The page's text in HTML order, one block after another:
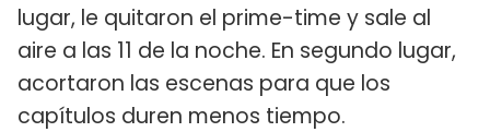
lugar, le quitaron el prime-time y sale al
aire a las 11 de la noche. En segundo lugar,
acortaron las escenas para que los
capítulos duren menos tiempo.